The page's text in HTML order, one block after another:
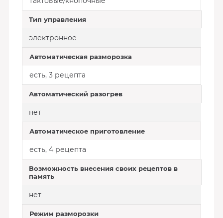
Тип управления
электронное
Автоматическая разморозка
есть, 3 рецепта
Автоматический разогрев
нет
Автоматическое приготовление
есть, 4 рецепта
Возможность внесения своих рецептов в
память
нет
Режим разморозки